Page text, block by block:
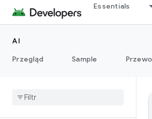
Essentials
AI
Przegląd
Sample